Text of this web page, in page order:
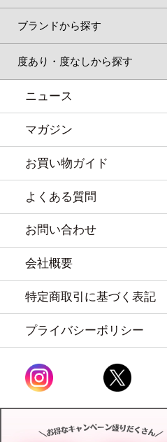
ブランドから探す
度あり・度なしから探す
ニュース
マガジン
お買い物ガイド
よくある質問
お問い合わせ
会社概要
特定商取引に基づく表記
プライバシーポリシー